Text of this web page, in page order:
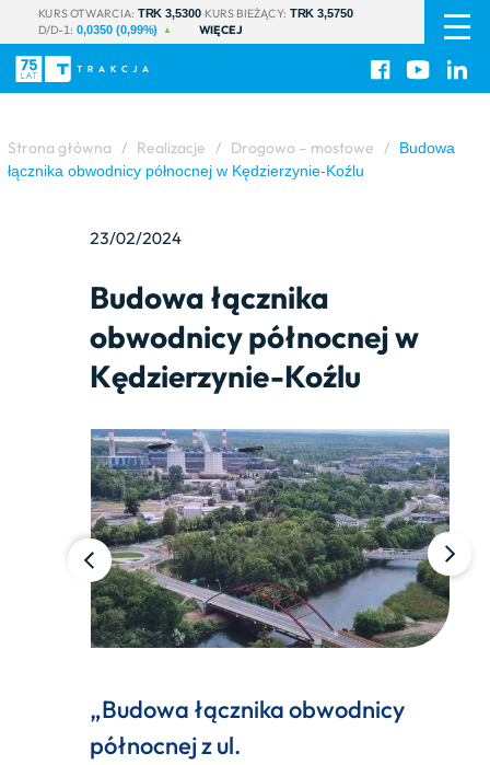
KURS OTWARCIA: TRK 3,5300 KURS BIEŻĄCY: TRK 3,5750
D/D-1: 0,0350 (0,99%) WIĘCEJ
PL
EN
Strona główna / Realizacje / Drogowo – mostowe /
Budowa
łącznika obwodnicy północnej w Kędzierzynie-Koźlu
23/02/2024
Budowa łącznika
obwodnicy północnej w
Kędzierzynie-Koźlu
„Budowa łącznika obwodnicy
północnej z ul.